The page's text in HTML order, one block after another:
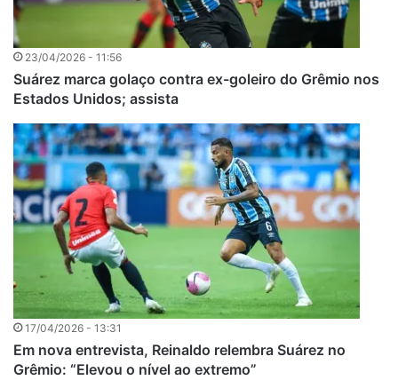
23/04/2026 - 11:56
Suárez marca golaço contra ex-goleiro do Grêmio nos
Estados Unidos; assista
17/04/2026 - 13:31
Em nova entrevista, Reinaldo relembra Suárez no
Grêmio: “Elevou o nível ao extremo”